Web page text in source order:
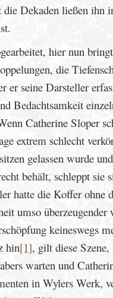
Dekaden ließen ihn
hier nun
die
er seine Darsteller
Bedachtsamkeit
Catherine Sloper
extrem schlecht
gelassen wurde
behält, schleppt sie
hatte die Koffer ohne
umso überzeugender
keineswegs
hin[1], gilt diese
warten und
in Wylers Werk,